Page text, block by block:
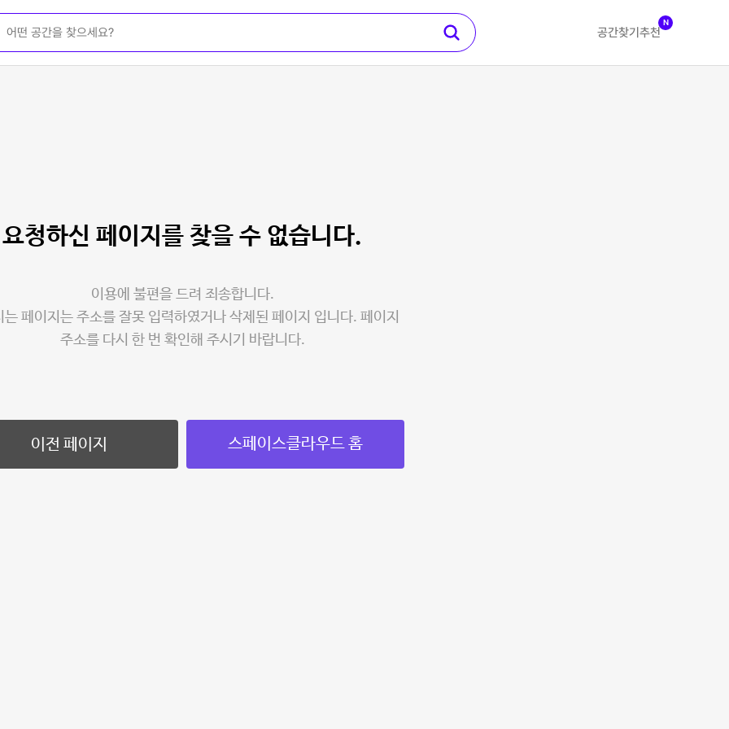
공간찾기 추천
N
요청하신 페이지를 찾을 수 없습니다.
이용에 불편을 드려 죄송합니다.
는 페이지는 주소를 잘못 입력하였거나 삭제된 페이지 입니다. 페이지
주소를 다시 한 번 확인해 주시기 바랍니다.
이전 페이지 스페이스클라우드 홈